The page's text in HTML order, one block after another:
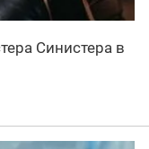
Синистера в